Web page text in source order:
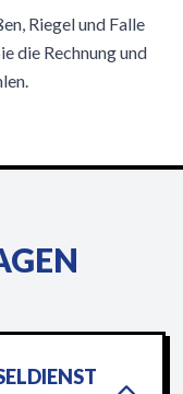
Riegel und Falle
die Rechnung und